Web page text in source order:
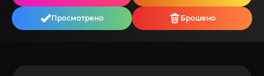
Просмотрено Брошено